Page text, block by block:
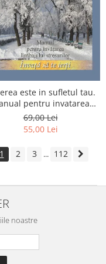
este in sufletul tau.
pentru invatarea
stresurilor Seria
sa te Ierti Luule Viilma
69,00 Lei
55,00 Lei
1 2 3 ... 112
noastre